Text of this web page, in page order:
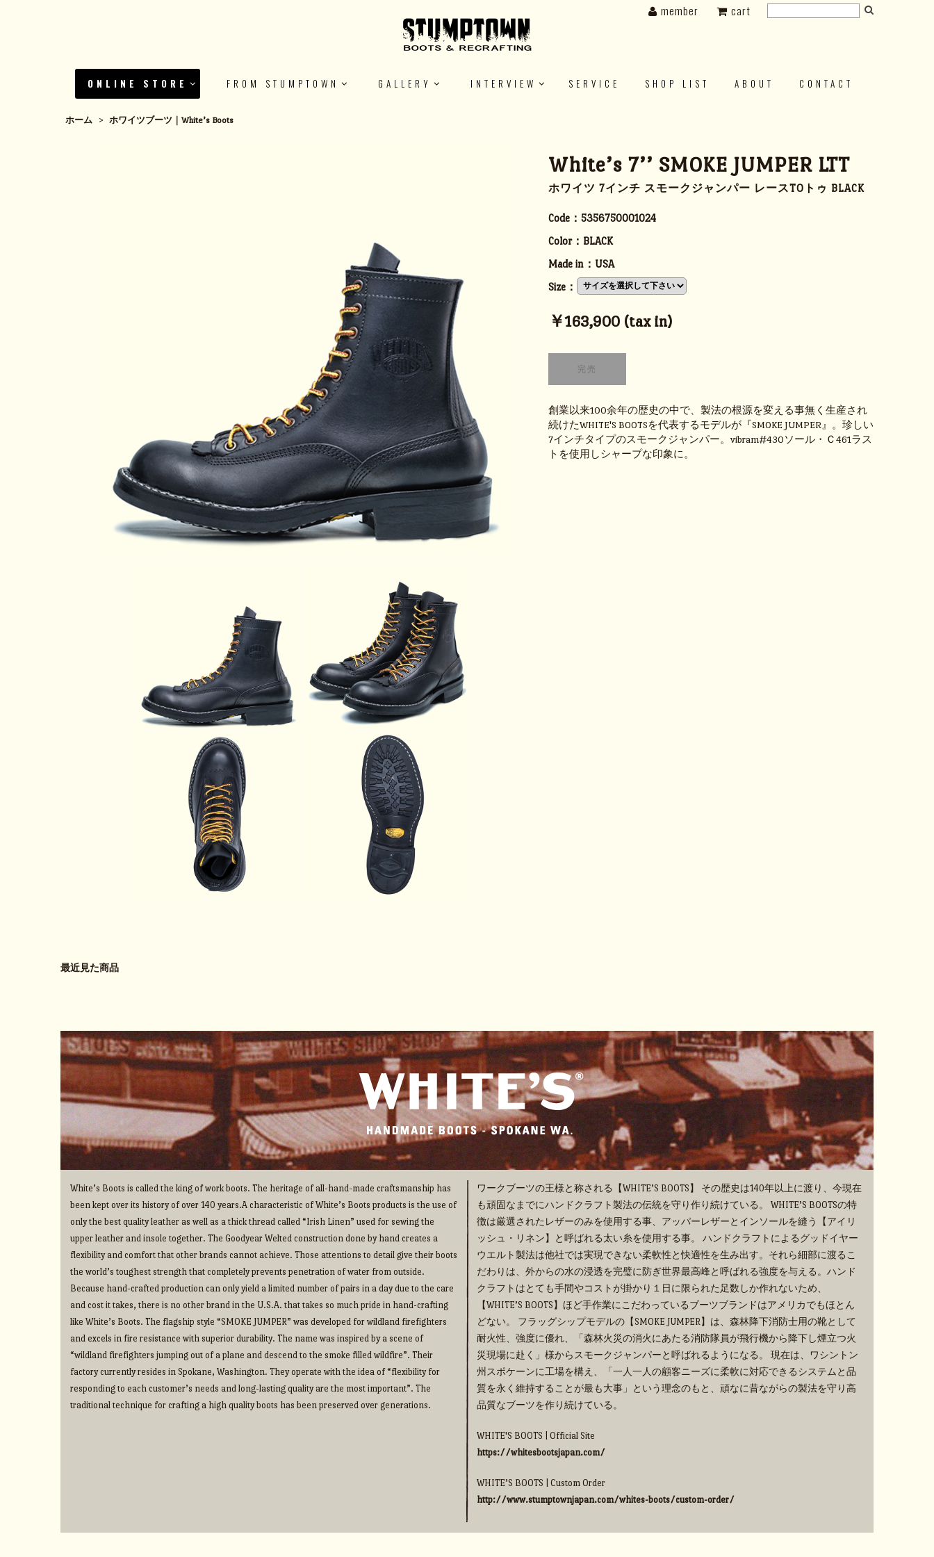
ONLINE STORE FROM STUMPTOWN GALLERY INTERVIEW SERVICE SHOP LIST ABOUT CONTACT
member cart
ホーム > ホワイツブーツ｜White’s Boots
White’s 7’’ SMOKE JUMPER LTT
ホワイツ 7インチ スモークジャンパー レースTOトゥ BLACK
Code： 5356750001024
Color： BLACK
Made in： USA
Size：
￥163,900 (tax in)
創業以来100余年の歴史の中で、製法の根源を変える事無く生産され
続けたWHITE'S BOOTSを代表するモデルが『SMOKE JUMPER』。珍しい
7インチタイプのスモークジャンパー。vibram#430ソール・Ｃ461ラス
トを使用しシャープな印象に。
最近見た商品
White’s Boots is called the king of work boots. The heritage of all-hand-made craftsmanship has
been kept over its history of over 140 years.A characteristic of White’s Boots products is the use of
only the best quality leather as well as a thick thread called “Irish Linen” used for sewing the
upper leather and insole together. The Goodyear Welted construction done by hand creates a
flexibility and comfort that other brands cannot achieve. Those attentions to detail give their boots
the world’s toughest strength that completely prevents penetration of water from outside.
Because hand-crafted production can only yield a limited number of pairs in a day due to the care
and cost it takes, there is no other brand in the U.S.A. that takes so much pride in hand-crafting
like White’s Boots. The flagship style “SMOKE JUMPER” was developed for wildland firefighters
and excels in fire resistance with superior durability. The name was inspired by a scene of
“wildland firefighters jumping out of a plane and descend to the smoke filled wildfire”. Their
factory currently resides in Spokane, Washington. They operate with the idea of “flexibility for
responding to each customer’s needs and long-lasting quality are the most important”. The
traditional technique for crafting a high quality boots has been preserved over generations.
ワークブーツの王様と称される【WHITE’S BOOTS】 その歴史は140年以上に渡り、今現在
も頑固なまでにハンドクラフト製法の伝統を守り作り続けている。 WHITE’S BOOTSの特
徴は厳選されたレザーのみを使用する事、アッパーレザーとインソールを縫う【アイリ
ッシュ・リネン】と呼ばれる太い糸を使用する事。 ハンドクラフトによるグッドイヤー
ウエルト製法は他社では実現できない柔軟性と快適性を生み出す。それら細部に渡るこ
だわりは、外からの水の浸透を完璧に防ぎ世界最高峰と呼ばれる強度を与える。ハンド
クラフトはとても手間やコストが掛かり１日に限られた足数しか作れないため、
【WHITE’S BOOTS】ほど手作業にこだわっているブーツブランドはアメリカでもほとん
どない。 フラッグシップモデルの【SMOKE JUMPER】は、森林降下消防士用の靴として
耐火性、強度に優れ、「森林火災の消火にあたる消防隊員が飛行機から降下し煙立つ火
災現場に赴く」様からスモークジャンパーと呼ばれるようになる。 現在は、ワシントン
州スポケーンに工場を構え、「一人一人の顧客ニーズに柔軟に対応できるシステムと品
質を永く維持することが最も大事」という理念のもと、頑なに昔ながらの製法を守り高
品質なブーツを作り続けている。
WHITE'S BOOTS | Official Site
https://whitesbootsjapan.com/
WHITE’S BOOTS | Custom Order
http://www.stumptownjapan.com/whites-boots/custom-order/